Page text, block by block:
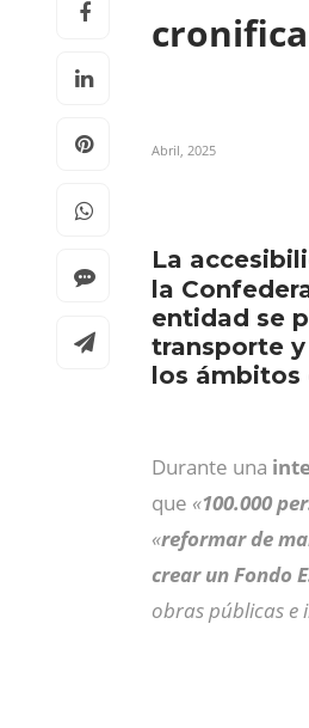
Abril, 2025
La
la
entidad se
transporte
los ámbitos
Durante una
que «100.000
«reformar de
crear un Fondo
obras públicas e